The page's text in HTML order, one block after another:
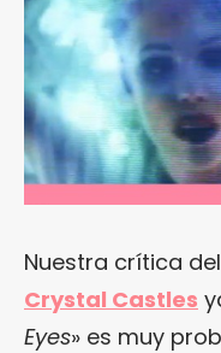
Nuestra crítica
Crystal Castles
Eyes» es muy